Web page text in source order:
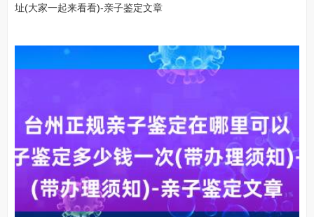
址(大家一起来看看)-亲子鉴定文章